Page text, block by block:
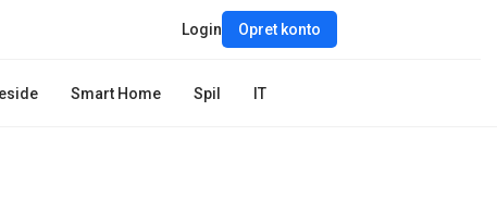
Smart Home Spil IT
Login Opret konto